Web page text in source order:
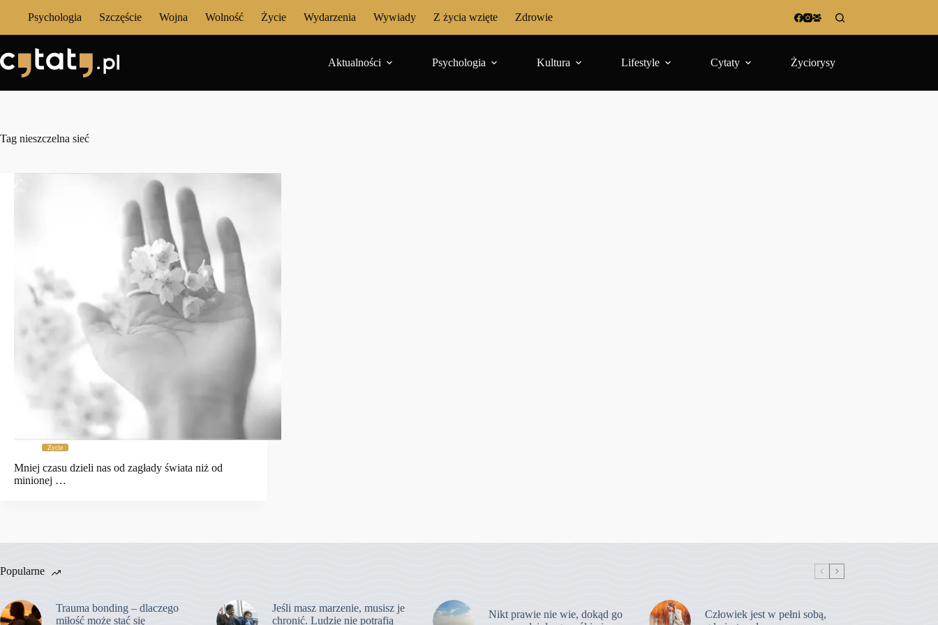
Psychologia Szczęście Wojna Wolność Życie Wydarzenia Wywiady Z życia wzięte Zdrowie
Aktualności Psychologia Kultura Lifestyle Cytaty Życiorysy
Tag nieszczelna sieć
Życie
Mniej czasu dzieli nas od zagłady świata niż od
minionej …
Popularne
Trauma bonding – dlaczego
miłość może stać się
Jeśli masz marzenie, musisz je
chronić. Ludzie nie potrafią
Nikt prawie nie wie, dokąd go
Człowiek jest w pełni sobą,